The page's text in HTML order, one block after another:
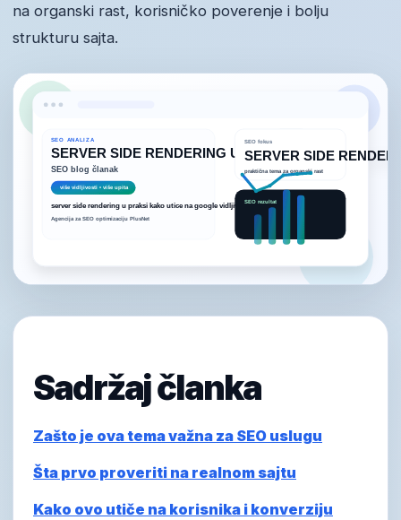
na organski rast, korisničko poverenje i bolju
strukturu sajta.
Sadržaj članka
Zašto je ova tema važna za SEO uslugu
Šta prvo proveriti na realnom sajtu
Kako ovo utiče na korisnika i konverziju